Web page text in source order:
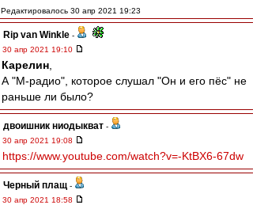
Редактировалось 30 апр 2021 19:23
Rip van Winkle -
30 апр 2021 19:10
Карелин
А "М-радио", которое слушал "Он и его пёс" не
раньше ли было?
двоишник ниодыкват -
30 апр 2021 19:08
https://www.youtube.com/watch?v=-KtBX6-67dw
Черный плащ -
30 апр 2021 18:58